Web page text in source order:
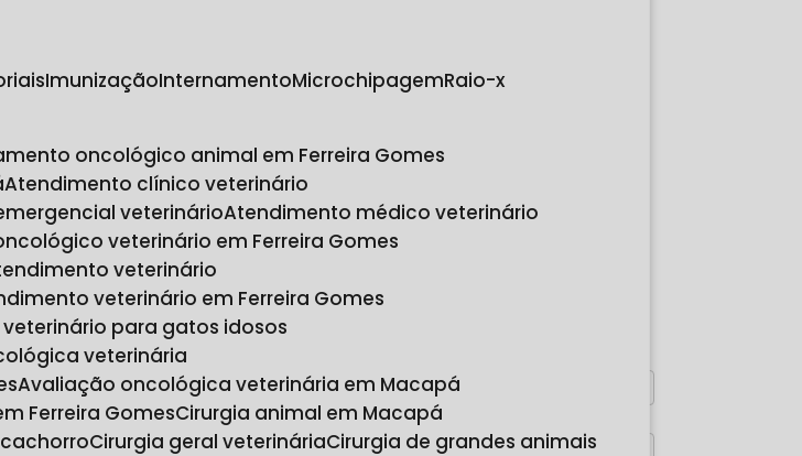
Imunização Internamento Microchipagem Raio-x
oncológico animal em Ferreira Gomes
Atendimento clínico veterinário
veterinário Atendimento médico veterinário
veterinário em Ferreira Gomes
veterinário
veterinário em Ferreira Gomes
veterinário para gatos idosos
veterinária
Avaliação oncológica veterinária em Macapá
Ferreira Gomes Cirurgia animal em Macapá
Cirurgia geral veterinária Cirurgia de grandes animais
Digite seu email